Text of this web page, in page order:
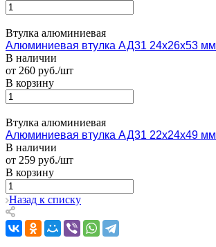
Втулка алюминиевая
Алюминиевая втулка АД31 24x26x53 мм
В наличии
от 260 руб./шт
В корзину
Втулка алюминиевая
Алюминиевая втулка АД31 22x24x49 мм
В наличии
от 259 руб./шт
В корзину
Назад к списку